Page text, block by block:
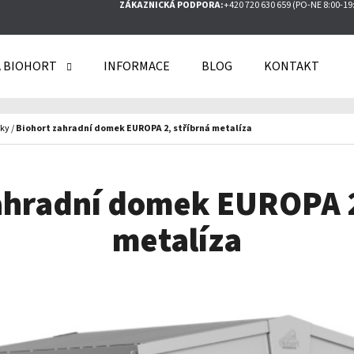
ZÁKAZNICKÁ PODPORA:+420 720 630 659 (PO-NE 8:00-
BIOHORT INFORMACE BLOG KONTAKT
/Biohort zahradní domek EUROPA 2, stříbrná metalíza
domek
metalíza
DOPORUČUJEME